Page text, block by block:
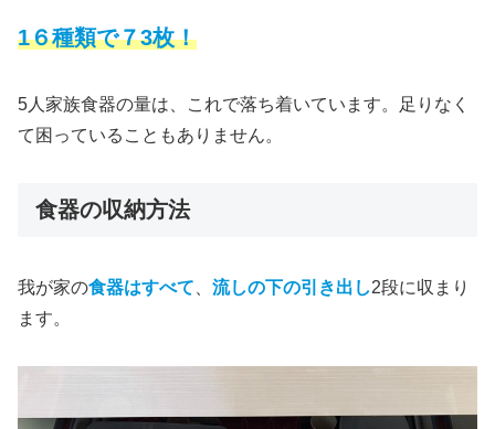
1６種類で７3枚！
5人家族食器の量は、これで落ち着いています。足りなく
て困っていることもありません。
食器の収納方法
我が家の食器はすべて、 流しの下の引き出し2段に収まり
ます。